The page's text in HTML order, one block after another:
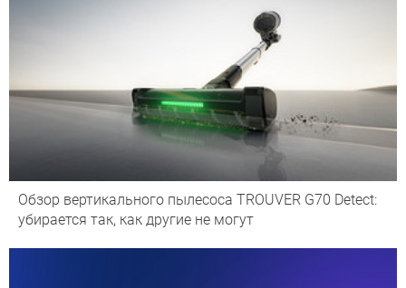
Обзор вертикального пылесоса TROUVER G70 Detect:
убирается так, как другие не могут